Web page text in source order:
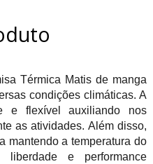
Térmica Matis de manga
condições climáticas. A
e flexível auxiliando nos
as atividades. Além disso,
mantendo a temperatura do
liberdade e performance